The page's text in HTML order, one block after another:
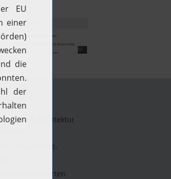
und Architektur
SharePoint-
vordefinierten